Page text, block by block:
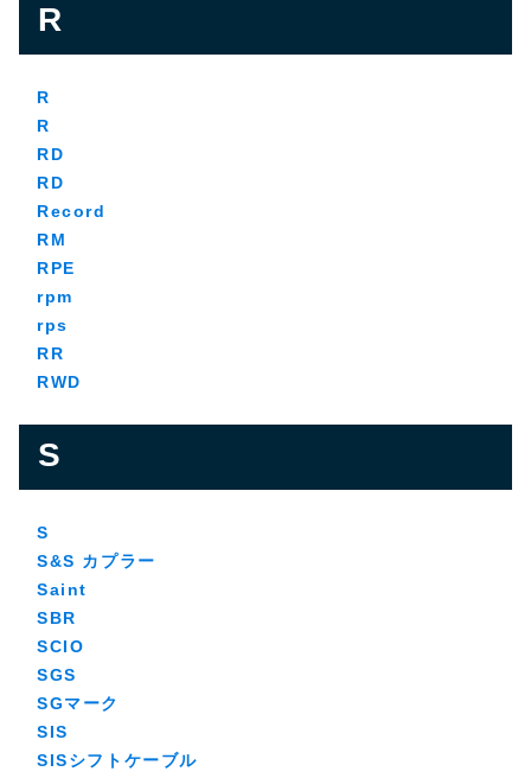
R
R
R
RD
RD
Record
RM
RPE
rpm
rps
RR
RWD
S
S
S&S カプラー
Saint
SBR
SCIO
SGS
SGマーク
SIS
SISシフトケーブル